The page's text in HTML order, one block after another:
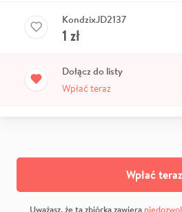
KondzixJD2137
1 zł
Dołącz do listy
Wpłać teraz
Wpłać teraz
Uważasz, że ta zbiórka zawiera